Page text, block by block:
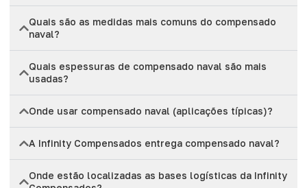
Quais são as medidas mais comuns do compensado
naval?
Quais espessuras de compensado naval são mais
usadas?
Onde usar compensado naval (aplicações típicas)?
A Infinity Compensados entrega compensado naval?
Onde estão localizadas as bases logísticas da Infinity